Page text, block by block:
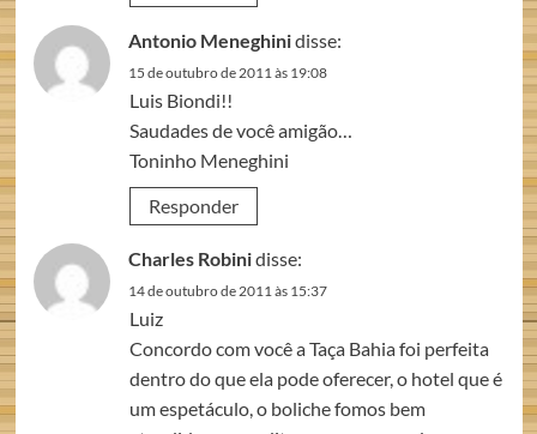
Antonio Meneghinidisse:
15 de outubro de 2011 às 19:08
Luis Biondi!!
Saudades de você amigão…
Toninho Meneghini
Responder
Charles Robinidisse:
14 de outubro de 2011 às 15:37
Luiz
Concordo com você a Taça Bahia foi perfeita
dentro do que ela pode oferecer, o hotel que é
um espetáculo, o boliche fomos bem